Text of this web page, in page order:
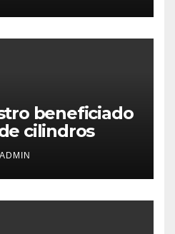
beneficiado
cilindros
ADMIN